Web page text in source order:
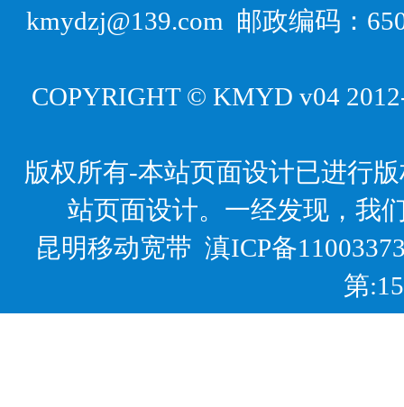
kmydzj@139.com 邮政编码：
COPYRIGHT © KMYD v04
版权所有-本站页面设计已进行
站页面设计。一经发现，我
昆明移动宽带 滇ICP备
第